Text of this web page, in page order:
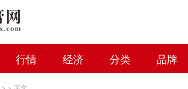
行情 经济 分类 品牌